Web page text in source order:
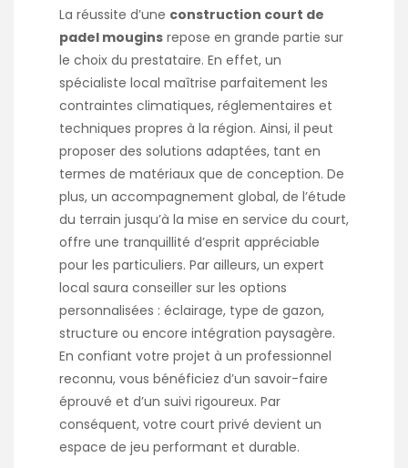
La réussite d’une construction court de
padel mougins repose en grande partie sur
le choix du prestataire. En effet, un
spécialiste local maîtrise parfaitement les
contraintes climatiques, réglementaires et
techniques propres à la région. Ainsi, il peut
proposer des solutions adaptées, tant en
termes de matériaux que de conception. De
plus, un accompagnement global, de l’étude
du terrain jusqu’à la mise en service du court,
offre une tranquillité d’esprit appréciable
pour les particuliers. Par ailleurs, un expert
local saura conseiller sur les options
personnalisées : éclairage, type de gazon,
structure ou encore intégration paysagère.
En confiant votre projet à un professionnel
reconnu, vous bénéficiez d’un savoir-faire
éprouvé et d’un suivi rigoureux. Par
conséquent, votre court privé devient un
espace de jeu performant et durable.